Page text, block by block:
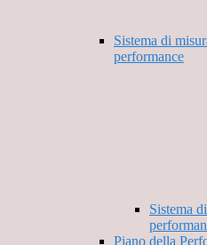
Sistema di
performance
Sistema
Piano della